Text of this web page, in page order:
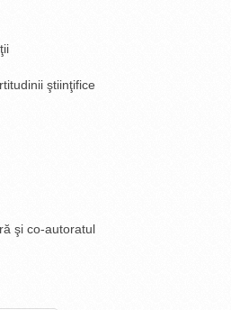
ştiinţifice
şi co-autoratul